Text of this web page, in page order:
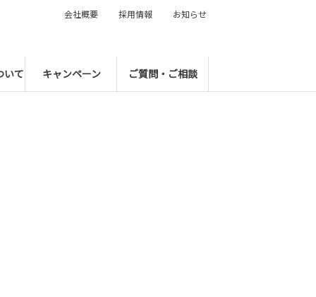
いて キャンペーン ご質問・ご相談
会社概要 採用情報 お知らせ